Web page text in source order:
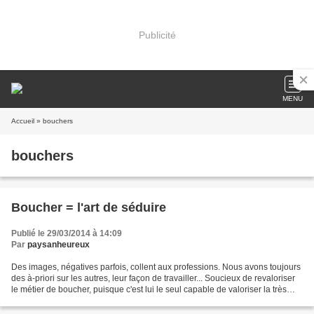
Publicité
MENU
Accueil » bouchers
bouchers
Boucher = l'art de séduire
Publié le 29/03/2014 à 14:09
Par paysanheureux
Des images, négatives parfois, collent aux professions. Nous avons toujours
des à-priori sur les autres, leur façon de travailler... Soucieux de revaloriser
le métier de boucher, puisque c'est lui le seul capable de valoriser la très